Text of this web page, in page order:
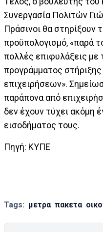
Συνεργασία Πολιτών
Πράσινοι θα στηρίξουν
προϋπολογισμό, «παρά
πολλές επιφυλάξεις με
προγράμματος
επιχειρήσεων».
παράπονα από
δεν έχουν τύχει ακόμη
εισοδήματος τους.
Πηγή: ΚΥΠΕ
Tags: μετρα πακετα